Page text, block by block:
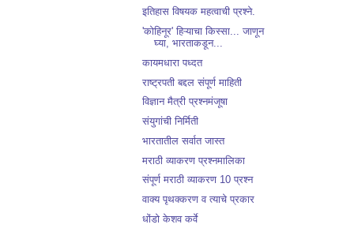
इतिहास विषयक महत्वाची प्रश्ने.
'कोहिनूर' हिऱ्याचा किस्सा... जाणून
घ्या, भारताकडून...
कायमधारा पध्दत
राष्ट्रपती बद्दल संपूर्ण माहिती
विज्ञान मैत्री प्रश्नमंजूषा
संयुगांची निर्मिती
भारतातील सर्वात जास्त
मराठी व्याकरण प्रश्नमालिका
संपूर्ण मराठी व्याकरण 10 प्रश्न
वाक्य पृथक्करण व त्याचे प्रकार
धोंडो केशव कर्वे